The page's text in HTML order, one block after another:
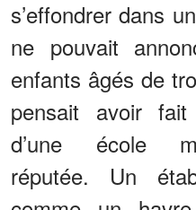
s’effondrer dans
ne pouvait
enfants âgés de
pensait avoir
d’une école
réputée. Un